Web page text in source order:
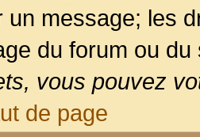
un message; les
du forum ou
vous pouvez
de page